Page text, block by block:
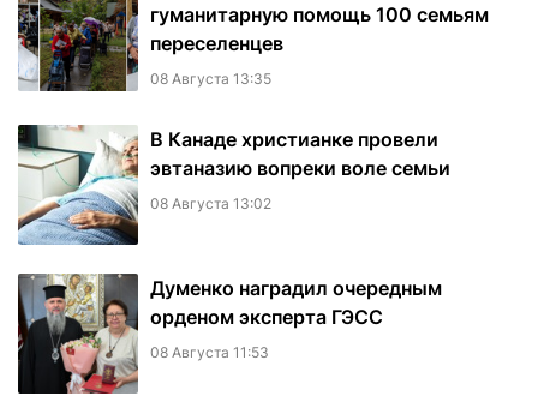
гуманитарную помощь 100 семьям
переселенцев
08 Августа 13:35
В Канаде христианке провели
эвтаназию вопреки воле семьи
08 Августа 13:02
Думенко наградил очередным
орденом эксперта ГЭСС
08 Августа 11:53